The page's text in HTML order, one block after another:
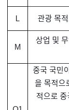
L 관광 목
M
상업 및
중국 국민
을 목적으
적으로